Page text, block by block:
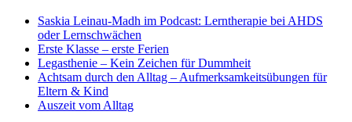
Saskia Leinau-Madh im Podcast: Lerntherapie bei AHDS
oder Lernschwächen
Erste Klasse – erste Ferien
Legasthenie – Kein Zeichen für Dummheit
Achtsam durch den Alltag – Aufmerksamkeitsübungen für
Eltern & Kind
Auszeit vom Alltag